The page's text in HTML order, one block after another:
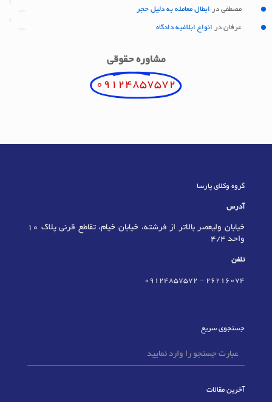
مصطفی در ابطال معامله به دلیل حجر
عرفان در انواع ابلاغیه دادگاه
مشاوره حقوقی
09124857572
گروه وکلای پارسا
آدرس
خیابان ولیعصر بالاتر از فرشته، خیابان خیام، تقاطع قرنی پلاک 10
واحد 4/4
تلفن
٢٦٢١٦٠٧٤ –
09124857572
جستجوی سریع
آخرین مقالات